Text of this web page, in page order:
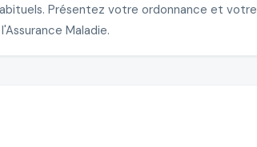
Présentez votre ordonnance et votre
Maladie.